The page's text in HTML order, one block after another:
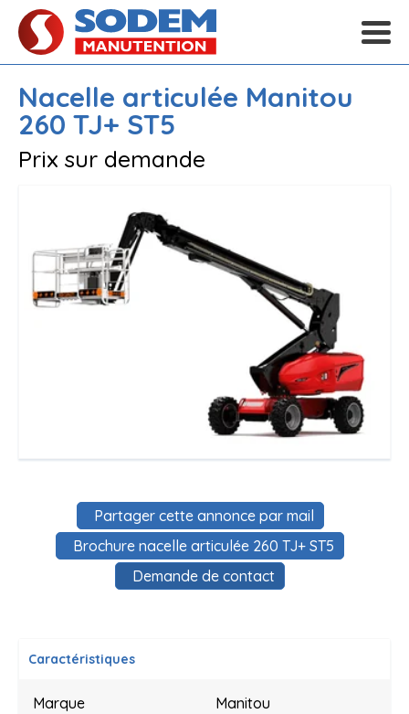
Nacelle articulée Manitou
260 TJ+ ST5
Prix sur demande
Demande de contact
Partager cette annonce par mail
Brochure nacelle articulée 260 TJ+ ST5
Caractéristiques
Marque Manitou